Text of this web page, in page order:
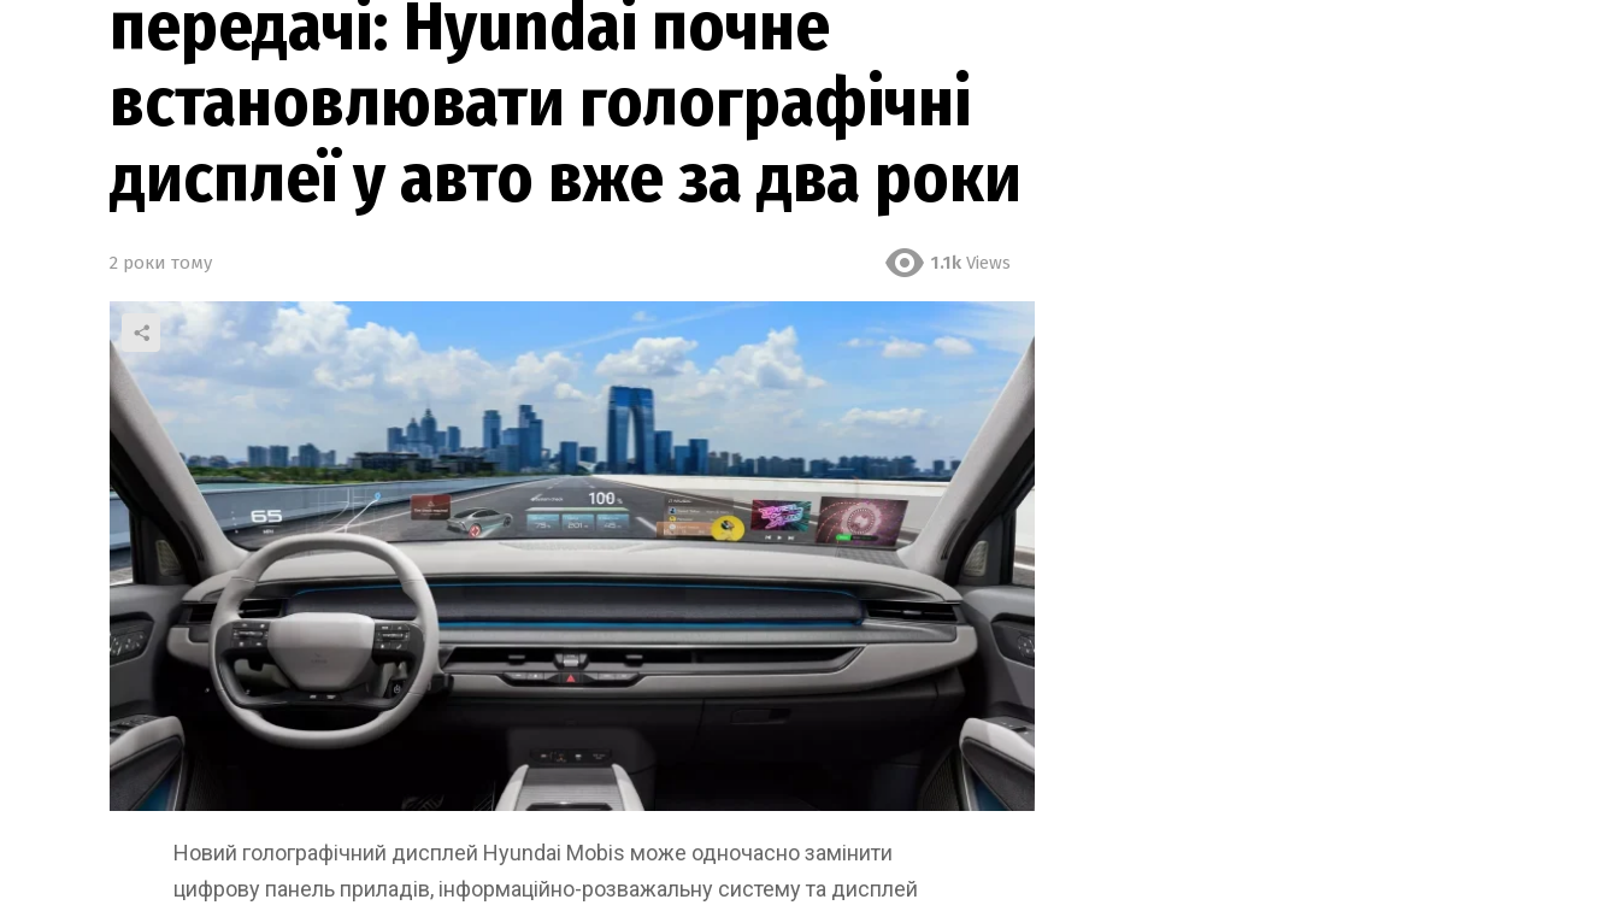
передачі: Hyundai почне
встановлювати голографічні
дисплеї у авто вже за два роки
2 роки тому 1.1k Views
Новий голографічний дисплей Hyundai Mobis може одночасно замінити
цифрову панель приладів, інформаційно-розважальну систему та дисплей